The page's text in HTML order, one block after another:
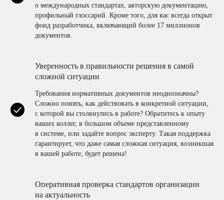
о международных стандартах, авторскую документацию,
профильный глоссарий. Кроме того, для вас всегда открыт
фонд разработчика, включающий более 17 миллионов
документов.
Уверенность в правильности решения в самой
сложной ситуации
Требования нормативных документов неоднозначны?
Сложно понять, как действовать в конкретной ситуации,
с которой вы столкнулись в работе? Обратитесь к опыту
ваших коллег, в большом объеме представленному
в системе, или задайте вопрос эксперту. Такая поддержка
гарантирует, что даже самая сложная ситуация, возникшая
в вашей работе, будет решена!
Оперативная проверка стандартов организации
на актуальность